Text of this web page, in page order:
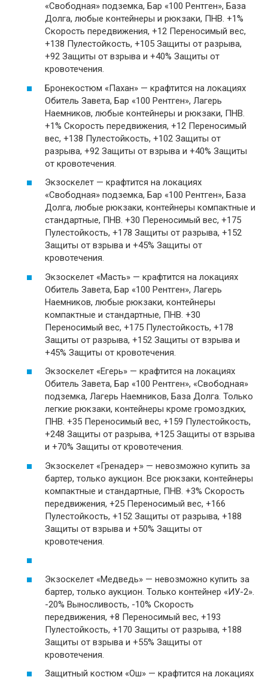
«Свободная» подземка, Бар «100 Рентген», База
Долга, любые контейнеры и рюкзаки, ПНВ. +1%
Скорость передвижения, +12 Переносимый вес,
+138 Пулестойкость, +105 Защиты от разрыва,
+92 Защиты от взрыва и +40% Защиты от
кровотечения.
Бронекостюм «Пахан» — крафтится на локациях
Обитель Завета, Бар «100 Рентген», Лагерь
Наемников, любые контейнеры и рюкзаки, ПНВ.
+1% Скорость передвижения, +12 Переносимый
вес, +138 Пулестойкость, +102 Защиты от
разрыва, +92 Защиты от взрыва и +40% Защиты
от кровотечения.
Экзоскелет — крафтится на локациях
«Свободная» подземка, Бар «100 Рентген», База
Долга, любые рюкзаки, контейнеры компактные и
стандартные, ПНВ. +30 Переносимый вес, +175
Пулестойкость, +178 Защиты от разрыва, +152
Защиты от взрыва и +45% Защиты от
кровотечения.
Экзоскелет «Масть» — крафтится на локациях
Обитель Завета, Бар «100 Рентген», Лагерь
Наемников, любые рюкзаки, контейнеры
компактные и стандартные, ПНВ. +30
Переносимый вес, +175 Пулестойкость, +178
Защиты от разрыва, +152 Защиты от взрыва и
+45% Защиты от кровотечения.
Экзоскелет «Егерь» — крафтится на локациях
Обитель Завета, Бар «100 Рентген», «Свободная»
подземка, Лагерь Наемников, База Долга. Только
легкие рюкзаки, контейнеры кроме громоздких,
ПНВ. +35 Переносимый вес, +159 Пулестойкость,
+248 Защиты от разрыва, +125 Защиты от взрыва
и +70% Защиты от кровотечения.
Экзоскелет «Гренадер» — невозможно купить за
бартер, только аукцион. Все рюкзаки, контейнеры
компактные и стандартные, ПНВ. +3% Скорость
передвижения, +25 Переносимый вес, +166
Пулестойкость, +152 Защиты от разрыва, +188
Защиты от взрыва и +50% Защиты от
кровотечения.
Экзоскелет «Медведь» — невозможно купить за
бартер, только аукцион. Только контейнер «ИУ-2».
-20% Выносливость, -10% Скорость
передвижения, +8 Переносимый вес, +193
Пулестойкость, +170 Защиты от разрыва, +188
Защиты от взрыва и +55% Защиты от
кровотечения.
Защитный костюм «Ош» — крафтится на локациях